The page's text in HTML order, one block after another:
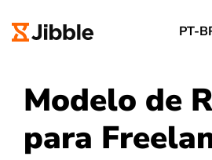
PT-
Modelo de
para